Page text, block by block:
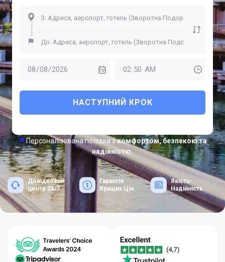
НАСТУПНИЙ КРОК
Персоналізована поїздка зкомфортом, безпекою та
надійністю.
Довідковий
центр 24/7
Гарантія
Кращих Цін
Якість-
Надійність